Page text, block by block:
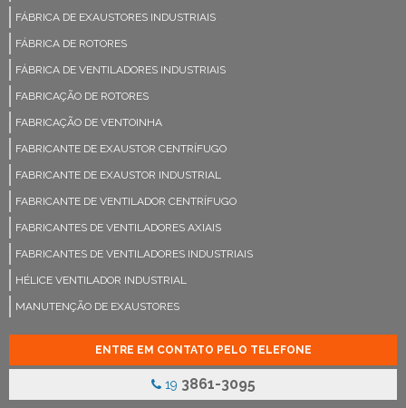
FÁBRICA DE EXAUSTORES INDUSTRIAIS
FÁBRICA DE ROTORES
FÁBRICA DE VENTILADORES INDUSTRIAIS
FABRICAÇÃO DE ROTORES
FABRICAÇÃO DE VENTOINHA
FABRICANTE DE EXAUSTOR CENTRÍFUGO
FABRICANTE DE EXAUSTOR INDUSTRIAL
FABRICANTE DE VENTILADOR CENTRÍFUGO
FABRICANTES DE VENTILADORES AXIAIS
FABRICANTES DE VENTILADORES INDUSTRIAIS
HÉLICE VENTILADOR INDUSTRIAL
MANUTENÇÃO DE EXAUSTORES
MANUTENÇÃO DE EXAUSTORES INDUSTRIAIS
PEÇAS PARA EXAUSTOR CENTRIFUGO
ENTRE EM CONTATO PELO TELEFONE
19 3861-3095